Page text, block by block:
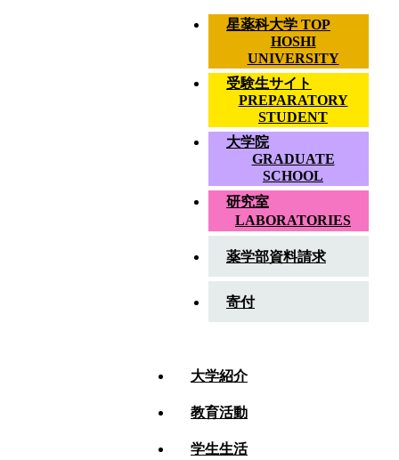
星薬科大学 TOP
HOSHI
UNIVERSITY
受験生サイト
PREPARATORY
STUDENT
大学院
GRADUATE
SCHOOL
研究室
LABORATORIES
薬学部資料請求
寄付
大学紹介
教育活動
学生生活